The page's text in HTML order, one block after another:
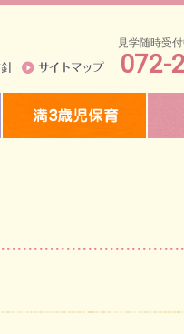
見学随時受
072-